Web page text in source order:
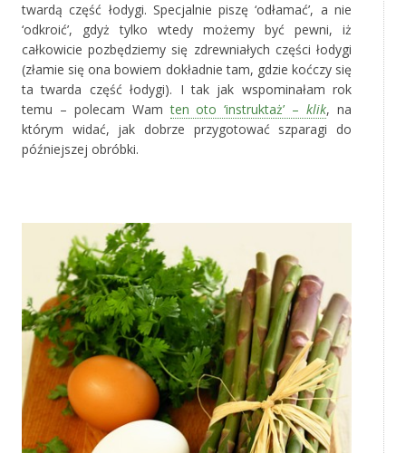
twardą część łodygi. Specjalnie piszę ‘odłamać’, a nie
‘odkroić’, gdyż tylko wtedy możemy być pewni, iż
całkowicie pozbędziemy się zdrewniałych części łodygi
(złamie się ona bowiem dokładnie tam, gdzie koćczy się
ta twarda część łodygi). I tak jak wspominałam rok
temu – polecam Wamten oto ‘instruktaż’ –klik, na
którym widać, jak dobrze przygotować szparagi do
późniejszej obróbki.